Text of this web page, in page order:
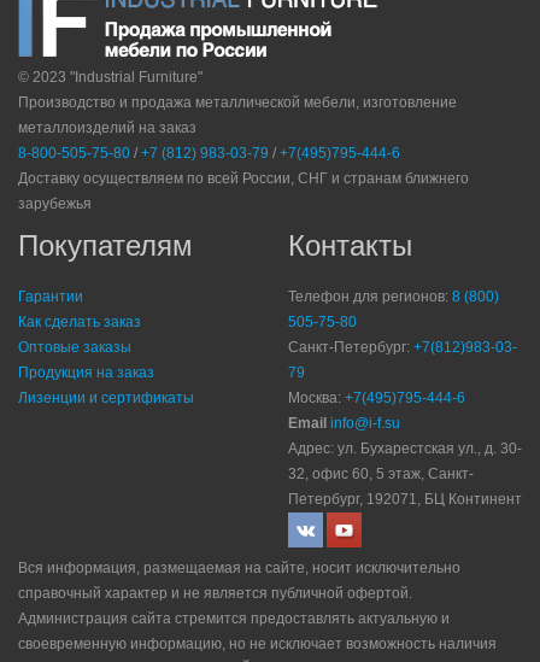
© 2023 "Industrial Furniture"
Производство и продажа металлической мебели, изготовление
металлоизделий на заказ
8-800-505-75-80 / +7 (812) 983-03-79 / +7(495)795-444-6
Доставку осуществляем по всей России, СНГ и странам ближнего
зарубежья
Покупателям
Гарантии
Как сделать заказ
Оптовые заказы
Продукция на заказ
Лизенции и сертификаты
Контакты
Телефон для регионов: 8 (800)
505-75-80
Санкт-Петербург: +7(812)983-03-
79
Москва: +7(495)795-444-6
Email info@i-f.su
Адрес: ул. Бухарестская ул., д. 30-
32, офис 60, 5 этаж, Санкт-
Петербург, 192071, БЦ Континент
Вся информация, размещаемая на сайте, носит исключительно
справочный характер и не является публичной офертой.
Администрация сайта стремится предоставлять актуальную и
своевременную информацию, но не исключает возможность наличия